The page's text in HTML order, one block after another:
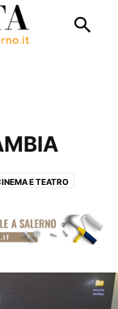
E TEATRO
FORMAZIONE
LIBRI E POESIA